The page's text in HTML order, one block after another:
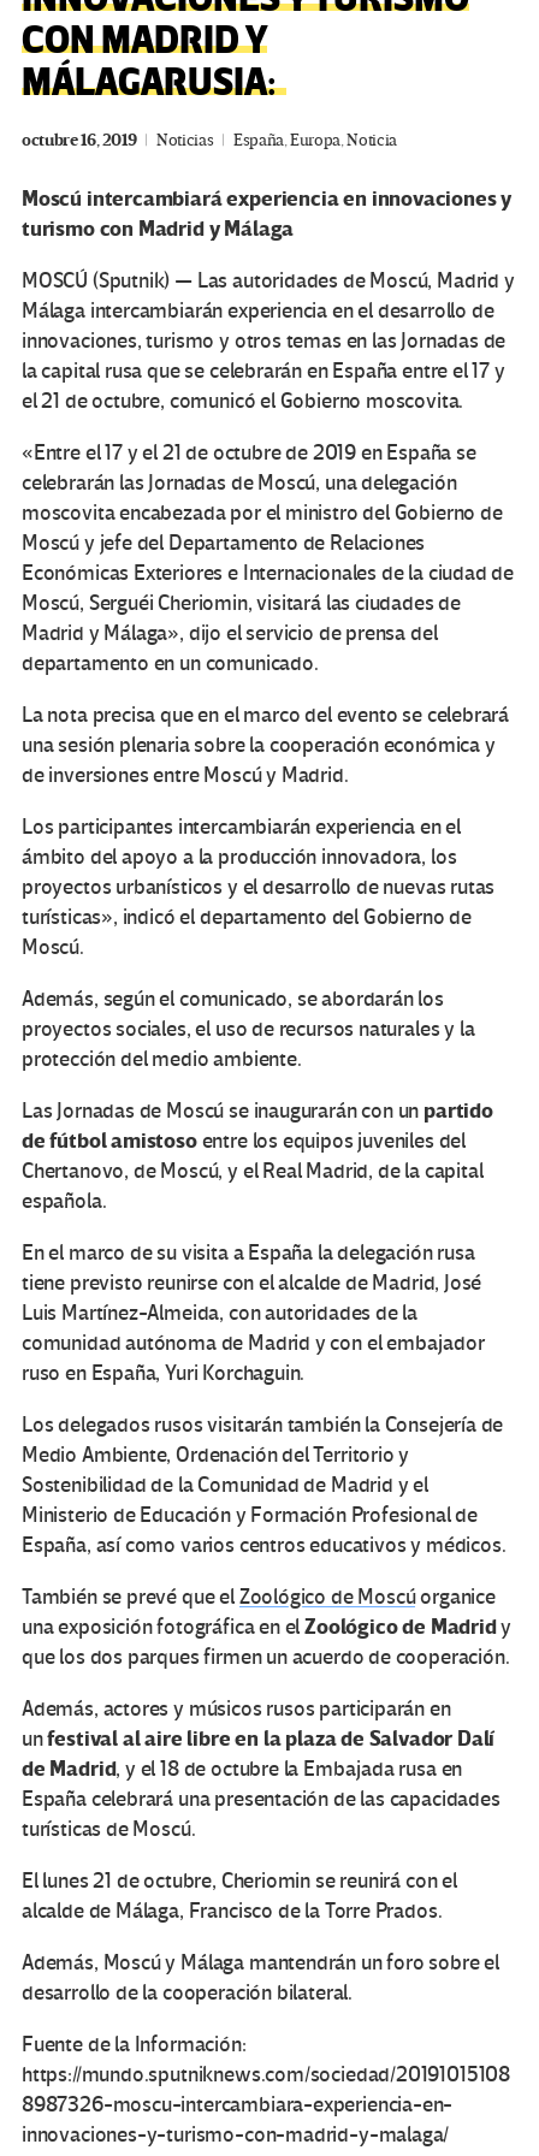
CON MADRID Y
MÁLAGARUSIA:
octubre 16, 2019 Noticias España,Europa,Noticia
Moscú intercambiará experiencia en innovaciones y
turismo con Madrid y Málaga
MOSCÚ (Sputnik) — Las autoridades de Moscú, Madrid y
Málaga intercambiarán experiencia en el desarrollo de
innovaciones, turismo y otros temas en las Jornadas de
la capital rusa que se celebrarán en España entre el 17 y
el 21 de octubre, comunicó el Gobierno moscovita.
«Entre el 17 y el 21 de octubre de 2019 en España se
celebrarán las Jornadas de Moscú, una delegación
moscovita encabezada por el ministro del Gobierno de
Moscú y jefe del Departamento de Relaciones
Económicas Exteriores e Internacionales de la ciudad de
Moscú, Serguéi Cheriomin, visitará las ciudades de
Madrid y Málaga», dijo el servicio de prensa del
departamento en un comunicado.
La nota precisa que en el marco del evento se celebrará
una sesión plenaria sobre la cooperación económica y
de inversiones entre Moscú y Madrid.
Los participantes intercambiarán experiencia en el
ámbito del apoyo a la producción innovadora, los
proyectos urbanísticos y el desarrollo de nuevas rutas
turísticas», indicó el departamento del Gobierno de
Moscú.
Además, según el comunicado, se abordarán los
proyectos sociales, el uso de recursos naturales y la
protección del medio ambiente.
Las Jornadas de Moscú se inaugurarán con un partido
de fútbol amistosoentre los equipos juveniles del
Chertanovo, de Moscú, y el Real Madrid, de la capital
española.
En el marco de su visita a España la delegación rusa
tiene previsto reunirse con el alcalde de Madrid, José
Luis Martínez-Almeida, con autoridades de la
comunidad autónoma de Madrid y con el embajador
ruso en España, Yuri Korchaguin.
Los delegados rusos visitarán también la Consejería de
Medio Ambiente, Ordenación del Territorio y
Sostenibilidad de la Comunidad de Madrid y el
Ministerio de Educación y Formación Profesional de
España, así como varios centros educativos y médicos.
También se prevé que elZoológico de Moscúorganice
una exposición fotográfica en elZoológico de Madridy
que los dos parques firmen un acuerdo de cooperación.
Además, actores y músicos rusos participarán en
unfestival al aire libre en la plaza de Salvador Dalí
de Madrid, y el 18 de octubre la Embajada rusa en
España celebrará una presentación de las capacidades
turísticas de Moscú.
El lunes 21 de octubre, Cheriomin se reunirá con el
alcalde de Málaga, Francisco de la Torre Prados.
Además, Moscú y Málaga mantendrán un foro sobre el
desarrollo de la cooperación bilateral.
Fuente de la Información:
https://mundo.sputniknews.com/sociedad/20191015108
8987326-moscu-intercambiara-experiencia-en-
innovaciones-y-turismo-con-madrid-y-malaga/